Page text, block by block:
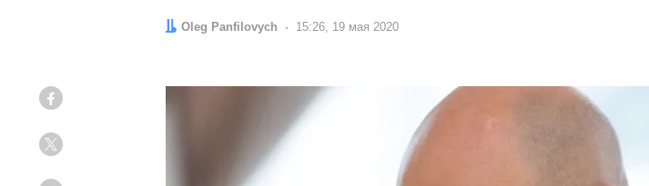
Автор:
Oleg Panfilovych Дата:
15:26, 19 мая 2020